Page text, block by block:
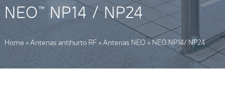
NEO™ NP14 / NP24
Home »Antenas antihurto RF»Antenas NEO»NEO NP14/ NP24